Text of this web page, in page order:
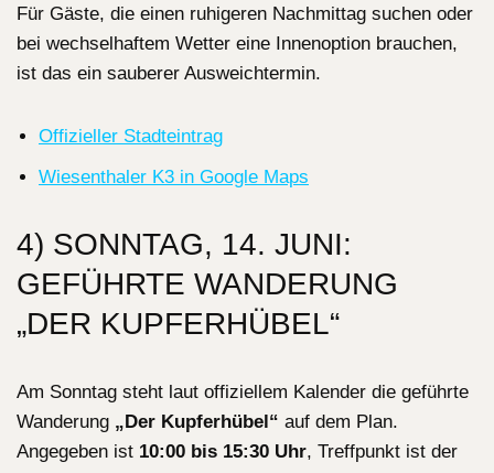
Für Gäste, die einen ruhigeren Nachmittag suchen oder
bei wechselhaftem Wetter eine Innenoption brauchen,
ist das ein sauberer Ausweichtermin.
Offizieller Stadteintrag
Wiesenthaler K3 in Google Maps
4) SONNTAG, 14. JUNI:
GEFÜHRTE WANDERUNG
„DER KUPFERHÜBEL“
Am Sonntag steht laut offiziellem Kalender die geführte
Wanderung „Der Kupferhübel“ auf dem Plan.
Angegeben ist 10:00 bis 15:30 Uhr, Treffpunkt ist der